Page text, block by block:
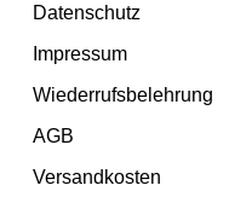
Datenschutz
Impressum
Wiederrufsbelehrung
AGB
Versandkosten